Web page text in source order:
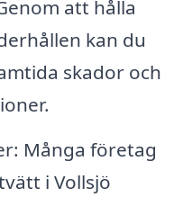
att hålla
kan du
skador och
Många företag
i Vollsjö